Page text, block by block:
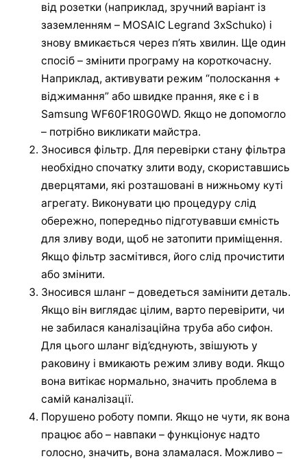
від розетки (наприклад, зручний варіант із
заземленням – MOSAIC Legrand 3хSchuko) і
знову вмикається через п’ять хвилин. Ще один
спосіб – змінити програму на короткочасну.
Наприклад, активувати режим “полоскання +
віджимання” або швидке прання, яке є і в
Samsung WF60F1R0G0WD. Якщо не допомогло
– потрібно викликати майстра.
Зносився фільтр. Для перевірки стану фільтра
необхідно спочатку злити воду, скориставшись
дверцятами, які розташовані в нижньому куті
агрегату. Виконувати цю процедуру слід
обережно, попередньо підготувавши ємність
для зливу води, щоб не затопити приміщення.
Якщо фільтр засмітився, його слід прочистити
або змінити.
Зносився шланг – доведеться замінити деталь.
Якщо він виглядає цілим, варто перевірити, чи
не забилася каналізаційна труба або сифон.
Для цього шланг від’єднують, звішують у
раковину і вмикають режим зливу води. Якщо
вона витікає нормально, значить проблема в
самій каналізації.
Порушено роботу помпи. Якщо не чути, як вона
працює або – навпаки – функціонує надто
голосно, значить, вона зламалася. Можливо –